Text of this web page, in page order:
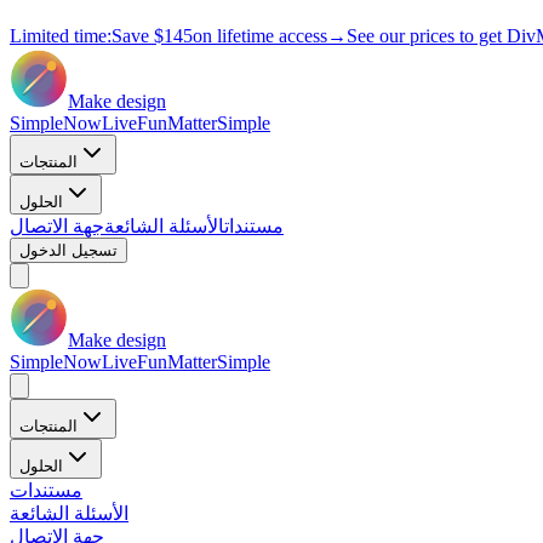
Limited time:Save $145on lifetime access→ See our prices to get
Make design
SimpleNowLiveFunMatterSimple
المنتجات
الحلول
مستنداتالأسئلة الشائعةجهة الاتصال
تسجيل الدخول
Make design
SimpleNowLiveFunMatterSimple
المنتجات
الحلول
مستندات
الأسئلة الشائعة
جهة الاتصال